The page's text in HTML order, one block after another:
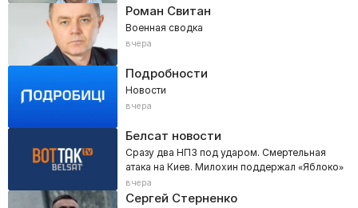
Роман Свитан
Военная сводка
вчера
Подробности
Новости
вчера
Белсат новости
Сразу два НПЗ под ударом. Смертельная
атака на Киев. Милохин поддержал «Яблоко»
вчера
Сергей Стерненко